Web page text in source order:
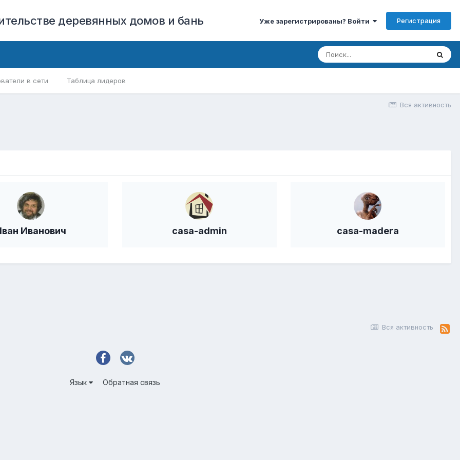
деревянных домов и бань Уже зарегистрированы? Войти Регистрация
в сети Таблица лидеров
Вся активность
Иванович casa-admin casa-madera
Вся активность
Язык Обратная связь